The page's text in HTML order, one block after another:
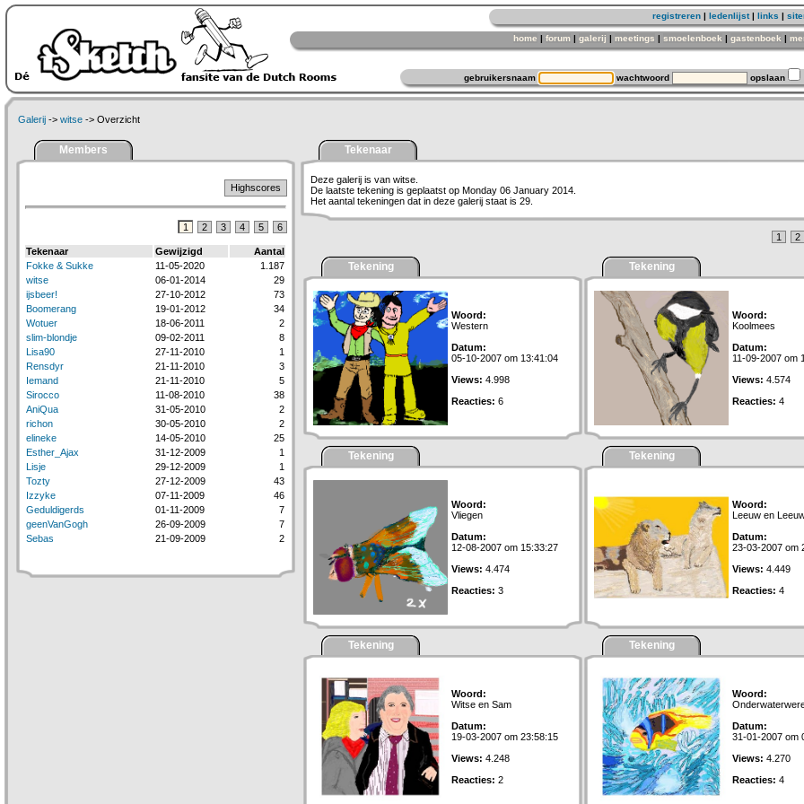
registreren | ledenlijst| links |
home | forum | galerij | meetings | smoelenboek | gastenboek |
gebruikersnaam wachtwoord opslaan
Galerij -> witse -> Overzicht
Members
Highscores
1 2 3 4 5 6
Tekenaar Gewijzigd
Aantal
Fokke & Sukke
11-05-2020
1.187
witse
06-01-2014
29
ijsbeer!
27-10-2012
73
Boomerang
19-01-2012
34
Wotuer
18-06-2011
2
slim-blondje
09-02-2011
8
Lisa90
27-11-2010
1
Rensdyr
21-11-2010
3
Iemand
21-11-2010
5
Sirocco
11-08-2010
38
AniQua
31-05-2010
2
richon
30-05-2010
2
elineke
14-05-2010
25
Esther_Ajax
31-12-2009
1
Lisje
29-12-2009
1
Tozty
27-12-2009
43
Izzyke
07-11-2009
46
Geduldigerds
01-11-2009
7
geenVanGogh
26-09-2009
7
Sebas
21-09-2009 2
Tekenaar
Deze galerij is van witse.
De laatste tekening is geplaatst op Monday 06 January 2014.
Het aantal tekeningen dat in deze galerij staat is 29.
1 2
Tekening
Woord:
Western
Datum:
05-10-2007 om 13:41:04
Views: 4.998
Reacties: 6
Tekening
Woord:
Koolmees
Datum:
11-09-2007 om
Views: 4.574
Reacties: 4
Tekening
Woord:
Vliegen
Datum:
12-08-2007 om 15:33:27
Views: 4.474
Reacties: 3
Tekening
Woord:
Leeuw en
Datum:
23-03-2007 om
Views: 4.449
Reacties: 4
Tekening
Woord:
Witse en Sam
Datum:
19-03-2007 om 23:58:15
Views: 4.248
Reacties: 2
Tekening
Woord:
Datum:
31-01-2007 om
Views: 4.270
Reacties: 4